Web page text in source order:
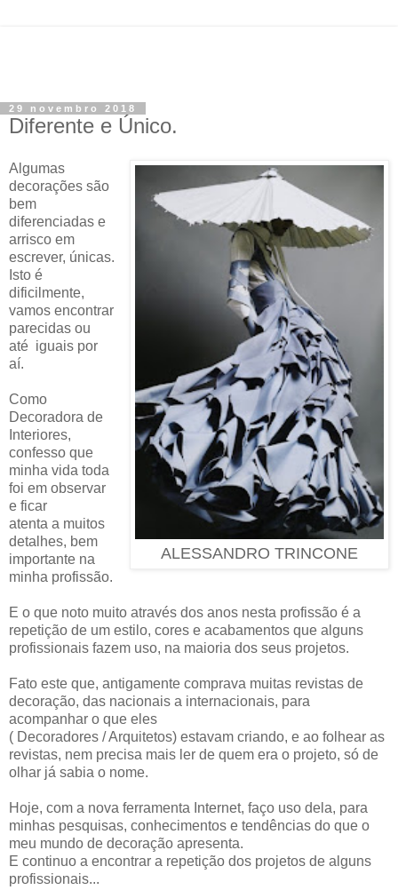
29 novembro 2018
Diferente e Único.
ALESSANDRO TRINCONE
Algumas
decorações são
bem
diferenciadas e
arrisco em
escrever, únicas.
Isto é
dificilmente,
vamos encontrar
parecidas ou
até iguais por
aí.
Como
Decoradora de
Interiores,
confesso que
minha vida toda
foi em observar
e ficar
atenta a muitos
detalhes, bem
importante na
minha profissão.
E o que noto muito através dos anos nesta profissão é a
repetição de um estilo, cores e acabamentos que alguns
profissionais fazem uso, na maioria dos seus projetos.
Fato este que, antigamente comprava muitas revistas de
decoração, das nacionais a internacionais, para
acompanhar o que eles
( Decoradores / Arquitetos) estavam criando, e ao folhear as
revistas, nem precisa mais ler de quem era o projeto, só de
olhar já sabia o nome.
Hoje, com a nova ferramenta Internet, faço uso dela, para
minhas pesquisas, conhecimentos e tendências do que o
meu mundo de decoração apresenta.
E continuo a encontrar a repetição dos projetos de alguns
profissionais...